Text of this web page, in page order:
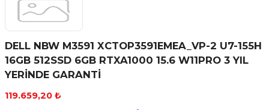
DELL NBW M3591 XCTOP3591EMEA_VP-2 U7-155H
16GB 512SSD 6GB RTXA1000 15.6 W11PRO 3 YIL
YERİNDE GARANTİ
119.659,20 ₺